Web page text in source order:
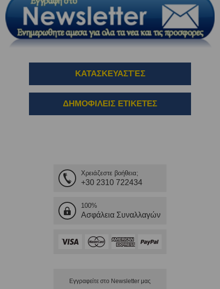
ΚΑΤΑΣΚΕΥΑΣΤΈΣ
ΔΗΜΟΦΙΛΕΙΣ ΕΤΙΚΕΤΕΣ
Χρειάζεστε βοήθεια;
+30 2310 722434
100%
Ασφάλεια Συναλλαγών
Εγγραφείτε στο Νewsletter μας